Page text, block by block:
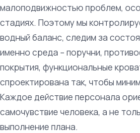
малоподвижностью проблем,
стадиях. Поэтому мы
водный баланс, следим за
именно среда – поручни,
покрытия, функциональные
спроектирована так, чтобы
Каждое действие персонала
самочувствие человека, а не
выполнение плана.